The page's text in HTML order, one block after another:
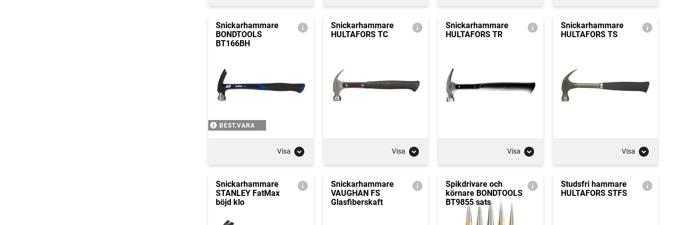
Snickarhammare
BONDTOOLS
BT166BH
BEST.VARA
Visa
Snickarhammare
HULTAFORS TC
Visa
Snickarhammare
HULTAFORS TR
Visa
Snickarhammare
HULTAFORS TS
Visa
Snickarhammare
STANLEY FatMax
böjd klo
Snickarhammare
VAUGHAN FS
Glasfiberskaft
Spikdrivare och
körnare BONDTOOLS
BT9855 sats
Studsfri hammare
HULTAFORS STFS